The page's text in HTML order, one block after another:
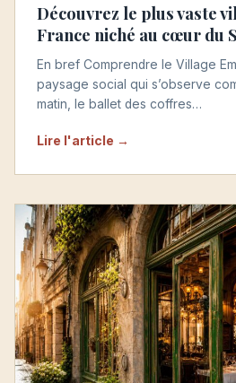
Découvrez le plus vaste
France niché au cœur du
En bref Comprendre le Village
paysage social qui s’observe
matin, le ballet des coffres…
Lire l'article →